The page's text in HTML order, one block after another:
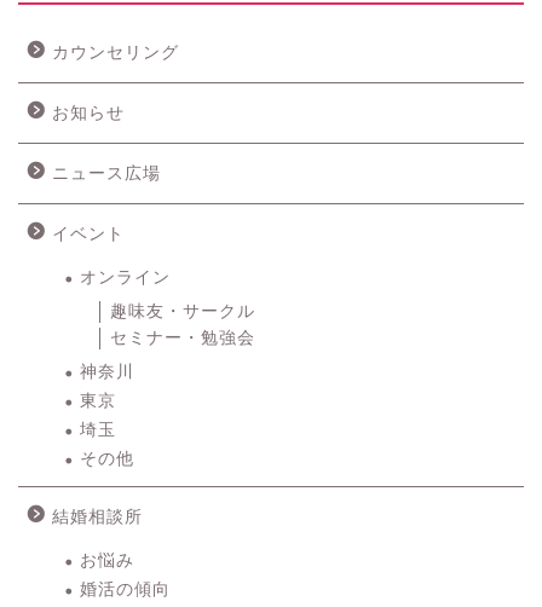
カウンセリング
お知らせ
ニュース広場
イベント
オンライン
趣味友・サークル
セミナー・勉強会
神奈川
東京
埼玉
その他
結婚相談所
お悩み
婚活の傾向